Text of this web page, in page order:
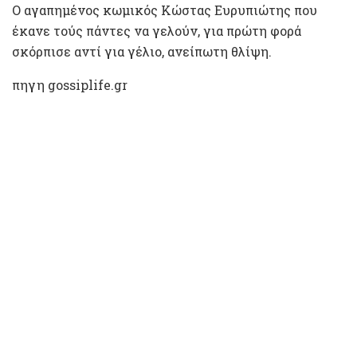
Ο αγαπημένος κωμικός Κώστας Ευρυπιώτης που
έκανε τούς πάντες να γελούν, για πρώτη φορά
σκόρπισε αντί για γέλιο, ανείπωτη θλίψη.
πηγη gossiplife.gr